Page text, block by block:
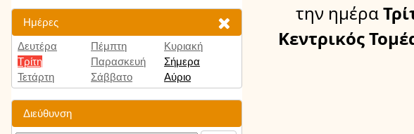
Ημέρες
Δευτέρα
Τρίτη
Τετάρτη
Πέμπτη
Παρασκευή
Σάββατο
Κυριακή
Σήμερα
Αύριο
Διεύθυνση
την ημέρα
Κεντρικός